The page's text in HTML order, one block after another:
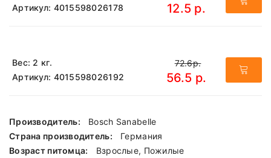
Артикул: 4015598026178
12.5 р.
Вес: 2 кг.
Артикул: 4015598026192
72.6р.
56.5 р.
Производитель:
Bosch Sanabelle
Страна производитель:
Германия
Возраст питомца:
Взрослые, Пожилые